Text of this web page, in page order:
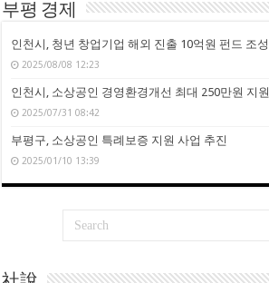
부평 경제
인천시, 청년 창업기업 해외 진출 10억원 펀드 조성
2025/08/08 12:23
인천시, 소상공인 경영환경개선 최대 250만원 지원
2025/07/31 08:42
부평구, 소상공인 특례보증 지원 사업 추진
2025/01/10 13:39